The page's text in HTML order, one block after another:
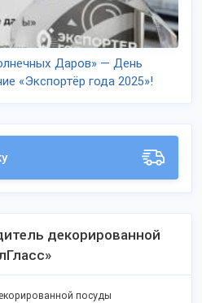
Даров» — День
«Экспортёр года 2025»!
декорированной
посуды